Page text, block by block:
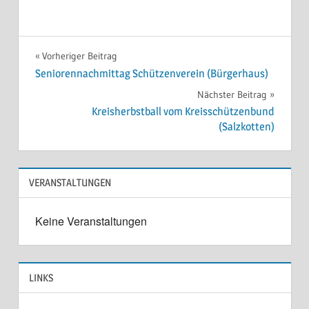
Beitragsnavigation
Vorheriger Beitrag
Seniorennachmittag Schützenverein (Bürgerhaus)
Nächster Beitrag
Kreisherbstball vom Kreisschützenbund
(Salzkotten)
VERANSTALTUNGEN
Keine Veranstaltungen
LINKS